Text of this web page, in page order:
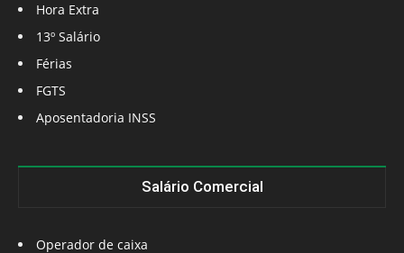
Hora Extra
13º Salário
Férias
FGTS
Aposentadoria INSS
Salário Comercial
Operador de caixa